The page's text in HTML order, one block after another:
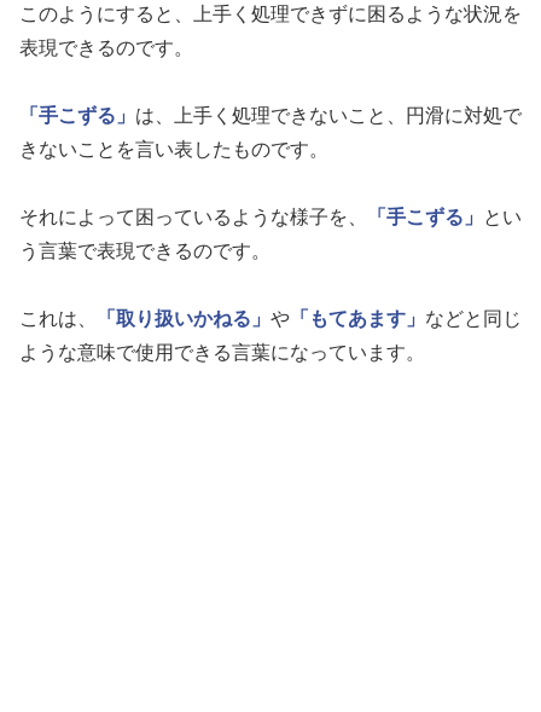
このようにすると、上手く処理できずに困るような状況を
表現できるのです。
「手こずる」 は、上手く処理できないこと、円滑に対処で
きないことを言い表したものです。
それによって困っているような様子を、 「手こずる」
とい
う言葉で表現できるのです。
これは、 「取り扱いかねる」 や 「もてあます」 などと同じ
ような意味で使用できる言葉になっています。